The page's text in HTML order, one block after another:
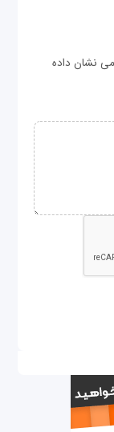
نشان داده